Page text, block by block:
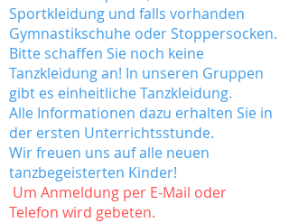
Sportkleidung und falls vorhanden
Gymnastikschuhe oder Stoppersocken.
Bitte schaffen Sie noch keine
Tanzkleidung an! In unseren Gruppen
gibt es einheitliche Tanzkleidung.
Alle Informationen dazu erhalten Sie in
der ersten Unterrichtsstunde.
Wir freuen uns auf alle neuen
tanzbegeisterten Kinder!
Um Anmeldung per E-Mail oder
Telefon wird gebeten.